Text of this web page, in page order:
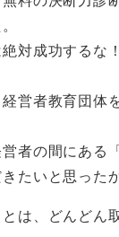
絶対成功するな
営者教育団体
者の間にある
たいと思った
は、どんどん